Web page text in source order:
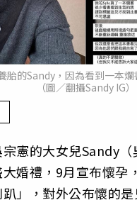
胎的Sandy，因為看到一本爛
（圖／翻攝Sandy IG）
憲的大女兒Sandy
婚禮，9月宣布懷孕
趴」，對外公布懷的